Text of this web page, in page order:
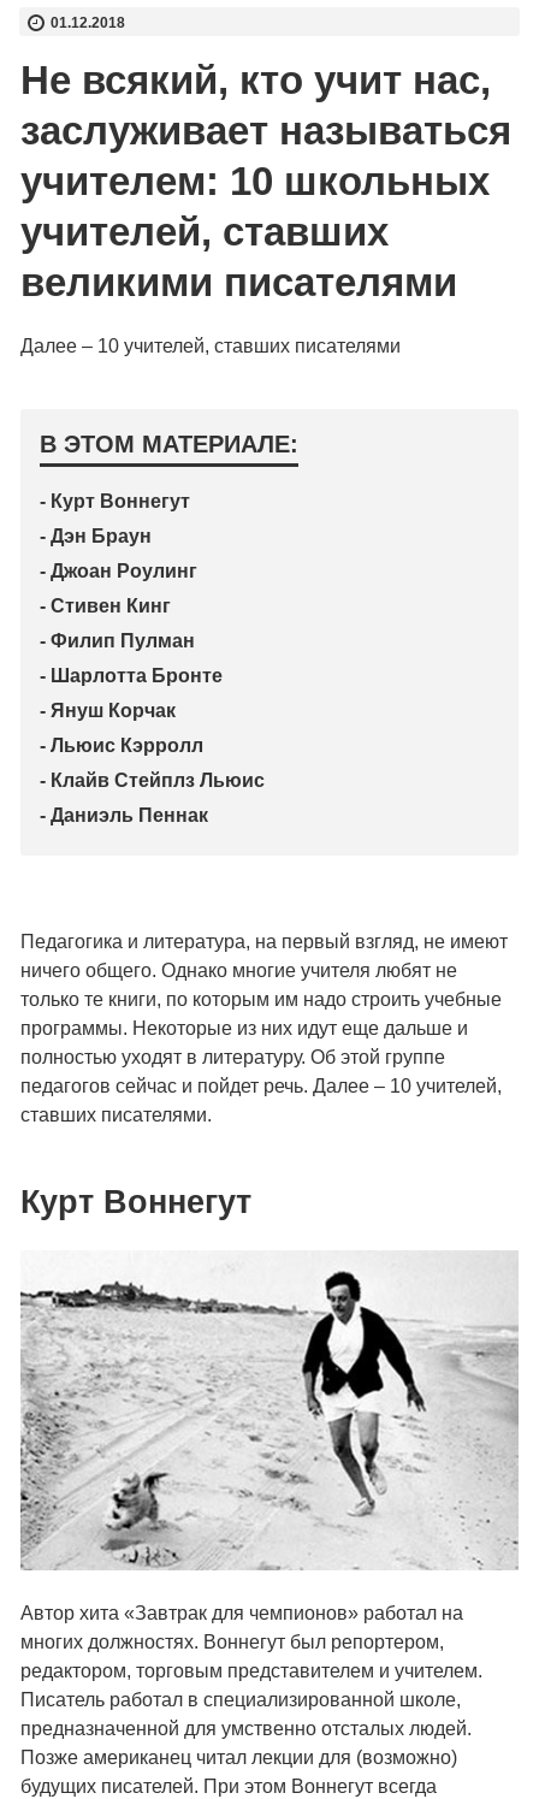
01.12.2018
Не всякий, кто учит нас,
заслуживает называться
учителем: 10 школьных
учителей, ставших
великими писателями
Далее – 10 учителей, ставших писателями
В ЭТОМ МАТЕРИАЛЕ:
- Курт Воннегут
- Дэн Браун
- Джоан Роулинг
- Стивен Кинг
- Филип Пулман
- Шарлотта Бронте
- Януш Корчак
- Льюис Кэрролл
- Клайв Стейплз Льюис
- Даниэль Пеннак
Педагогика и литература, на первый взгляд, не имеют
ничего общего. Однако многие учителя любят не
только те книги, по которым им надо строить учебные
программы. Некоторые из них идут еще дальше и
полностью уходят в литературу. Об этой группе
педагогов сейчас и пойдет речь. Далее – 10 учителей,
ставших писателями.
Курт Воннегут
Автор хита «Завтрак для чемпионов» работал на
многих должностях. Воннегут был репортером,
редактором, торговым представителем и учителем.
Писатель работал в специализированной школе,
предназначенной для умственно отсталых людей.
Позже американец читал лекции для (возможно)
будущих писателей. При этом Воннегут всегда